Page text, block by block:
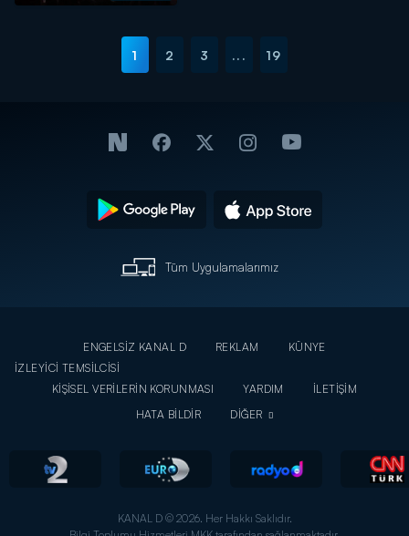
1 2 3 ... 19
Tüm Uygulamalarımız
ENGELSİZ KANAL D REKLAM
KÜNYE
İZLEYİCİ TEMSİLCİSİ
KİŞİSEL VERİLERİN KORUNMASI
YARDIM
İLETİŞİM
HATA BİLDİR
DİĞER
KANAL D © 2026. Her Hakkı Saklıdır.